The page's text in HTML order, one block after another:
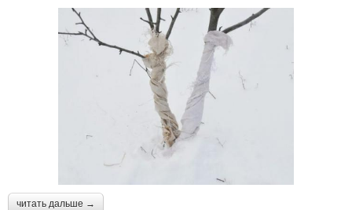
читать дальше →